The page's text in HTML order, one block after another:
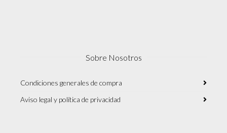
Sobre Nosotros
Condiciones generales de compra
Aviso legal y política de privacidad